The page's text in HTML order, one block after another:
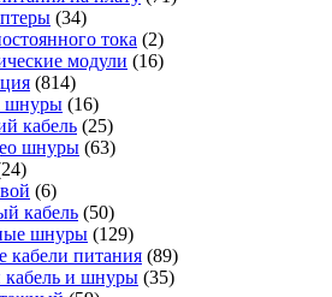
(34)
тока (2)
модули (16)
(814)
шнуры (16)
кабель (25)
шнуры (63)
(6)
кабель (50)
шнуры (129)
питания (89)
кабель и шнуры (35)